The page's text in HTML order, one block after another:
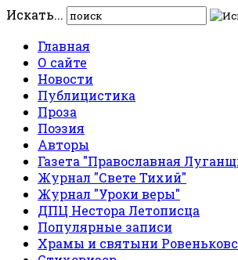
Искать...
Главная
О сайте
Новости
Публицистика
Проза
Поэзия
Авторы
Газета "Православная
Журнал "Свете Тихий"
Журнал "Уроки веры"
ДПЦ Нестора Летописца
Популярные записи
Храмы и святыни